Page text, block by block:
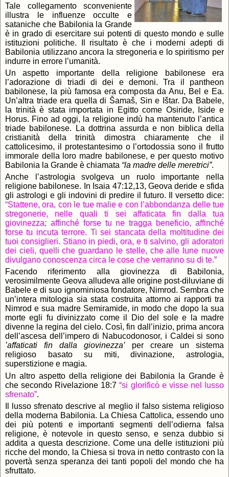
Tale collegamento sconveniente
illustra le influenze occulte e
sataniche che Babilonia la Grande
è in grado di esercitare sui potenti di questo mondo e sulle
istituzioni politiche. Il risultato è che i moderni adepti di
Babilonia utilizzano ancora la stregoneria e lo spiritismo per
indurre in errore l’umanità.
Un aspetto importante della religione babilonese era
l’adorazione di triadi di dei e demoni. Tra il pantheon
babilonese, la più famosa era composta da Anu, Bel e Ea.
Un’altra triade era quella di Šamaš, Sin e Ištar. Da Babele,
la trinità è stata importata in Egitto come Osiride, Iside e
Horus. Fino ad oggi, la religione indù ha mantenuto l’antica
triade babilonese. La dottrina assurda e non biblica della
cristianità della trinità dimostra chiaramente che il
cattolicesimo, il protestantesimo o l’ortodossia sono il frutto
immorale della loro madre babilonese, e per questo motivo
Babilonia la Grande è chiamata “la madre delle meretrici”.
Anche l’astrologia svolgeva un ruolo importante nella
religione babilonese. In Isaia 47:12,13, Geova deride e sfida
gli astrologi e gli indovini di predire il futuro. Il versetto dice:
“Stattene, ora, con le tue malie e con l’abbondanza delle tue
stregonerie, nelle quali ti sei affaticata fin dalla tua
giovinezza; affinché forse tu ne tragga beneficio, affinché
forse tu incuta terrore. Ti sei stancata della moltitudine dei
tuoi consiglieri. Stiano in piedi, ora, e ti salvino, gli adoratori
dei cieli, quelli che guardano le stelle, che alle lune nuove
divulgano conoscenza circa le cose che verranno su di te.”
Facendo riferimento alla giovinezza di Babilonia,
verosimilmente Geova alludeva alle origine post-diluviane di
Babele e di suo ignominiosa fondatore, Nimrod. Sembra che
un’intera mitologia sia stata costruita attorno ai rapporti tra
Nimrod e sua madre Semiramide, in modo che dopo la sua
morte egli fu divinizzato come il Dio del sole e la madre
divenne la regina del cielo. Così, fin dall’inizio, prima ancora
dell’ascesa dell’impero di Nabucodonosor, i Caldei si sono
’affaticati fin dalla giovinezza’ per creare un sistema
religioso basato su miti, divinazione, astrologia,
superstizione e magia.
Un altro aspetto della religione dei Babilonia la Grande è
che secondo Rivelazione 18:7“si glorificò e visse nel lusso
sfrenato”.
Il lusso sfrenato descrive al meglio il falso sistema religioso
della moderna Babilonia. La Chiesa Cattolica, essendo uno
dei più potenti e importanti segmenti dell’odierna falsa
religione, è notevole in questo senso, e senza dubbio si
addita a questa descrizione. Come una delle istituzioni più
ricche del mondo, la Chiesa si trova in netto contrasto con la
povertà senza speranza dei tanti popoli del mondo che ha
sfruttato.